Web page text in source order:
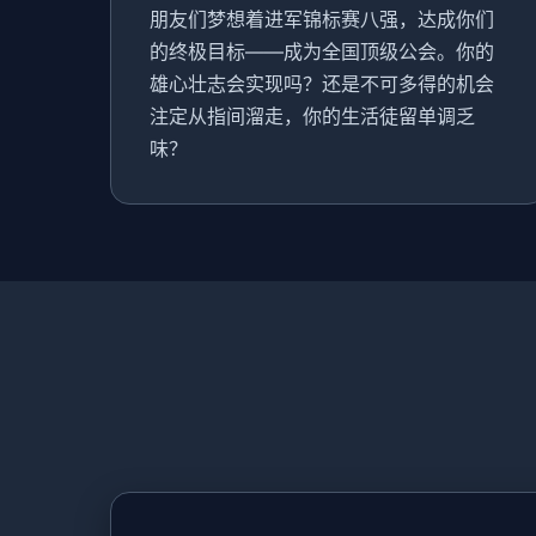
朋友们梦想着进军锦标赛八强，达成你们
的终极目标——成为全国顶级公会。你的
雄心壮志会实现吗？还是不可多得的机会
注定从指间溜走，你的生活徒留单调乏
味？